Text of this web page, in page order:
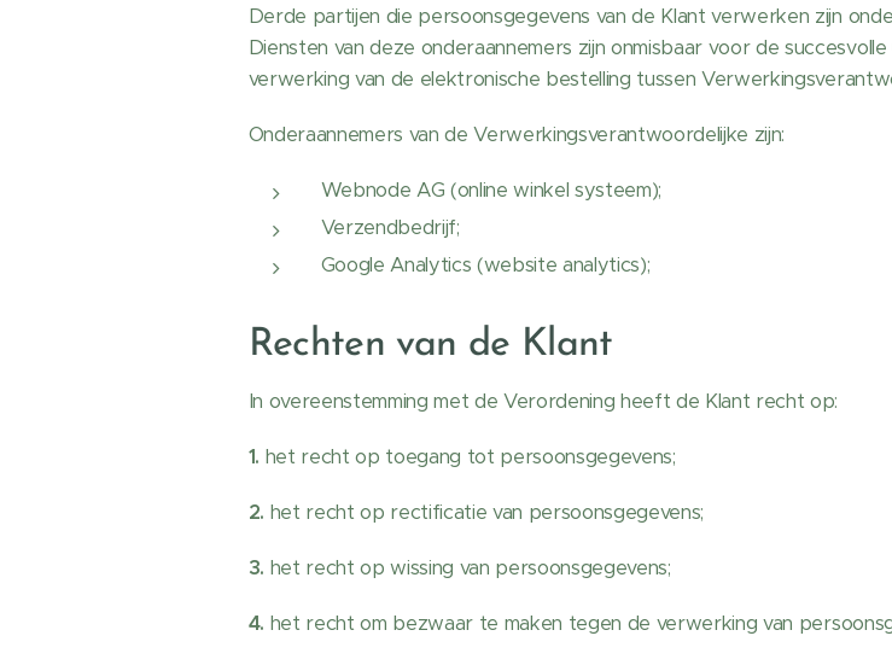
Derde partijen die persoonsgegevens van de Klant verwerken zijn
Diensten van deze onderaannemers zijn onmisbaar voor de
verwerking van de elektronische bestelling tussen
Onderaannemers van de Verwerkingsverantwoordelijke zijn:
Webnode AG (online winkel systeem);
Verzendbedrijf;
Google Analytics (website analytics);
Rechten van de Klant
In overeenstemming met de Verordening heeft de Klant recht op:
1. het recht op toegang tot persoonsgegevens;
2. het recht op rectificatie van persoonsgegevens;
3. het recht op wissing van persoonsgegevens;
4. het recht om bezwaar te maken tegen de verwerking van